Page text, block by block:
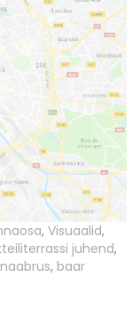
, Visuaalid,
juhend,
, baar